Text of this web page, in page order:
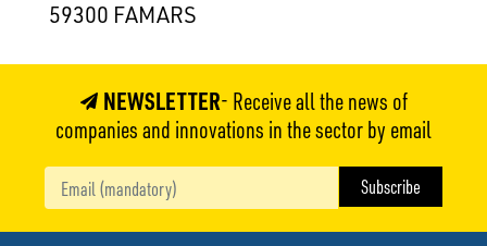
59300 FAMARS
NEWSLETTER- Receive all the news of
companies and innovations in the sector by email